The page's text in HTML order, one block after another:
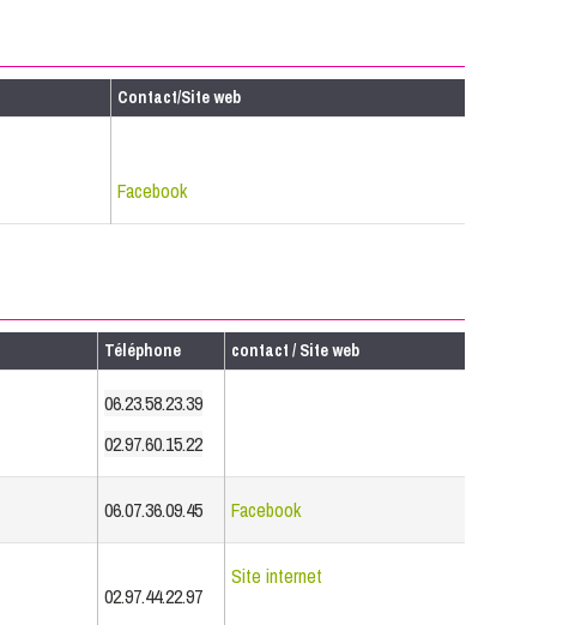
Contact/Site web
Facebook
Téléphone contact / Site web
06.23.58.23.39
02.97.60.15.22
06.07.36.09.45 Facebook
02.97.44.22.97
Site internet